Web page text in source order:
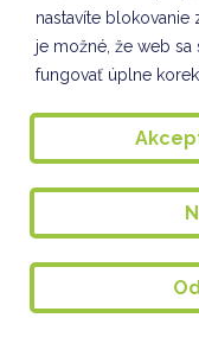
Slávnostné
Tvorba kostýmov
Príprava adventu
Spoločnosť a
Svetový deň
Kuliškáčik číta
nastavíte blokovanie
je možné, že web sa
fungovať úplne